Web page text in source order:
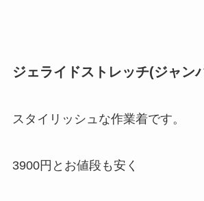
ジェライドストレッチ(ジャン
スタイリッシュな作業着です。
3900円とお値段も安く